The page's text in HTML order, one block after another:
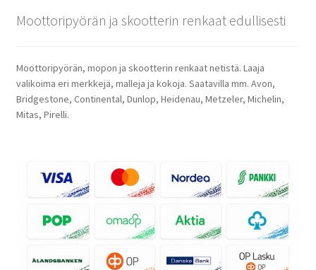
Moottoripyörän ja skootterin renkaat edullisesti
Moottoripyörän, mopon ja skootterin renkaat netistä. Laaja
valikoima eri merkkejä, malleja ja kokoja. Saatavilla mm. Avon,
Bridgestone, Continental, Dunlop, Heidenau, Metzeler, Michelin,
Mitas, Pirelli.